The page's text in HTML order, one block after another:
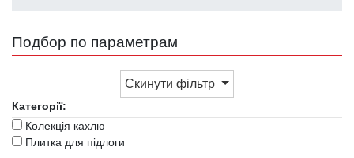
Подбор по параметрам
Скинути фільтр
Категорії:
Колекція кахлю
Плитка для підлоги